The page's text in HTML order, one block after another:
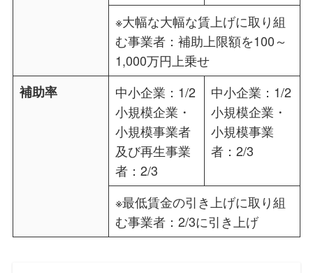
※大幅な大幅な賃上げに取り組
む事業者：補助上限額を100～
1,000万円上乗せ
補助率
中小企業：1/2
小規模企業・
小規模事業者
及び再生事業
者：2/3
中小企業：1/2
小規模企業・
小規模事業
者：2/3
※最低賃金の引き上げに取り組
む事業者：2/3に引き上げ